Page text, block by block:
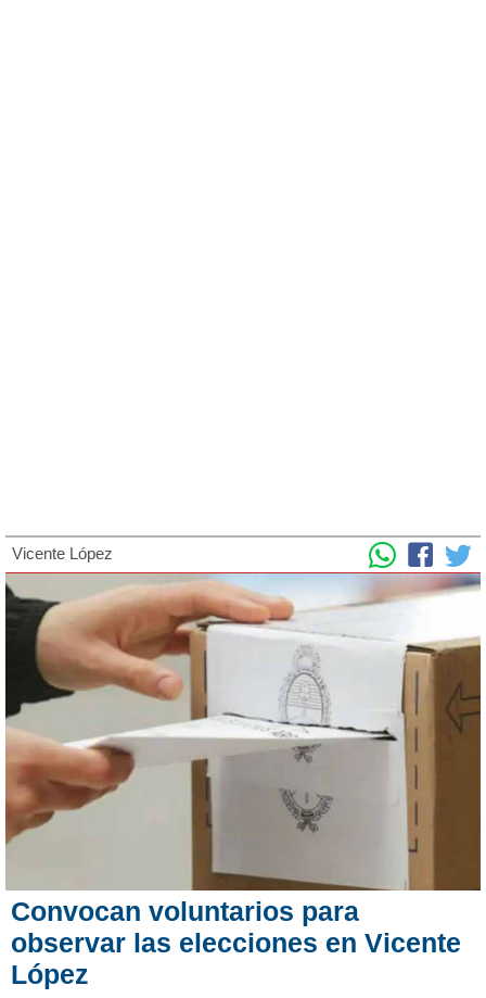
Vicente López
Convocan voluntarios para
observar las elecciones en Vicente
López